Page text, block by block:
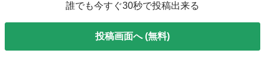
誰でも今すぐ30秒で投稿出来る
投稿画面へ (無料)